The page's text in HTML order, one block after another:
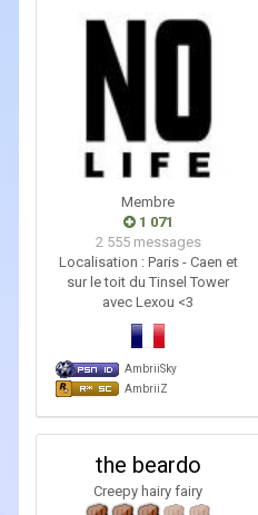
Membre
1 071
2 555 messages
Localisation : Paris - Caen et
sur le toit du Tinsel Tower
avec Lexou <3
AmbriiSky
AmbriiZ
the beardo
Creepy hairy fairy